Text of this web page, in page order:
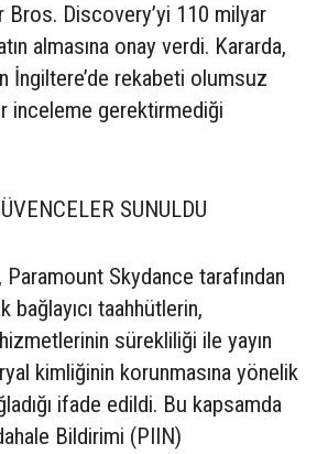
Bros. Discovery’yi 110 milyar
almasına onay verdi. Kararda,
İngiltere’de rekabeti olumsuz
inceleme gerektirmediği
SUNULDU
Paramount Skydance tarafından
bağlayıcı taahhütlerin,
sürekliliği ile yayın
kimliğinin korunmasına yönelik
ifade edildi. Bu kapsamda
Bildirimi (PIIN)